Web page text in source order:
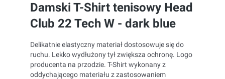
Damski T-Shirt tenisowy Head
Club 22 Tech W - dark blue
Delikatnie elastyczny materiał dostosowuje się do
ruchu. Lekko wydłużony tył zwiększa ochronę. Logo
producenta na przodzie. T-Shirt wykonany z
oddychającego materiału z zastosowaniem